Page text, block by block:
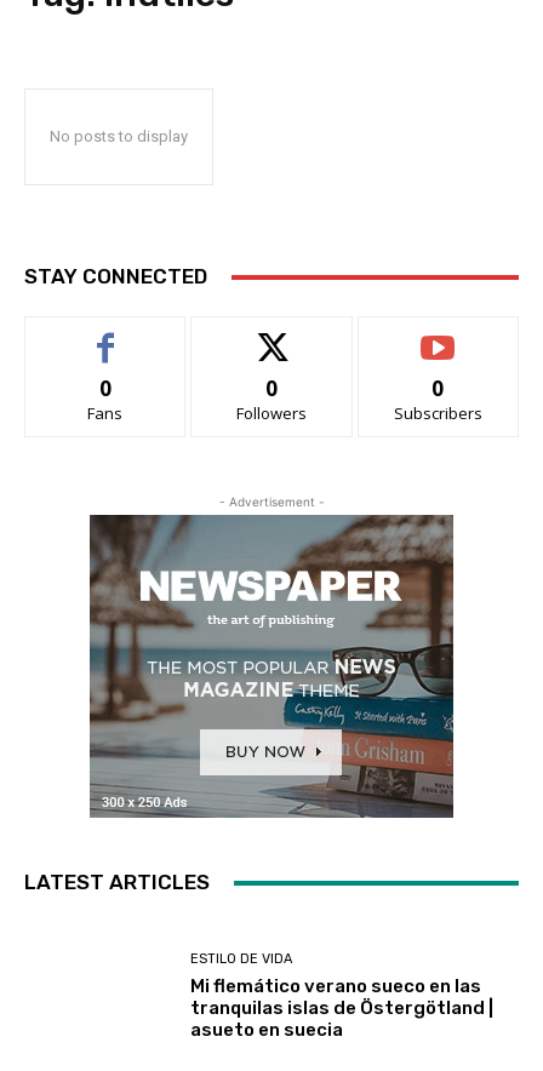
No posts to display
STAY CONNECTED
0
Fans
0
Followers
0
Subscribers
- Advertisement -
LATEST ARTICLES
ESTILO DE VIDA
Mi flemático verano sueco en las
tranquilas islas de Östergötland |
asueto en suecia